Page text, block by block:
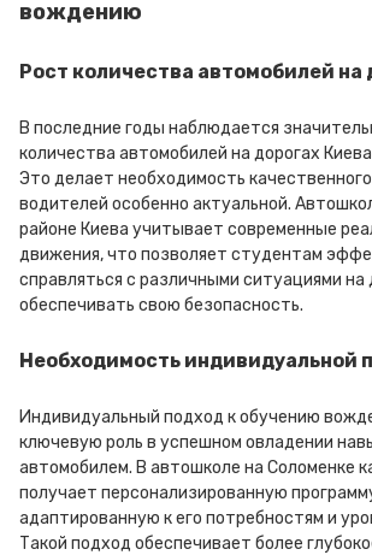
вождению
Рост количества автомобилей на
В последние годы наблюдается
количества автомобилей на дорогах
Это делает необходимость
водителей особенно актуальной.
районе Киева учитывает современные
движения, что позволяет студентам
справляться с различными ситуациями на
обеспечивать свою безопасность.
Необходимость индивидуальной
Индивидуальный подход к обучению
ключевую роль в успешном овладении
автомобилем. В автошколе на Соломенке
получает персонализированную
адаптированную к его потребностям и
Такой подход обеспечивает более